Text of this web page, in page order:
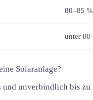
80–85 %
unter 80
Solaranlage?
unverbindlich bis